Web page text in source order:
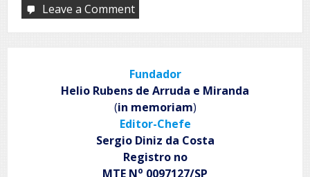
Leave a Commenton
Fundador
Helio Rubens de Arruda e Miranda
(in memoriam)
Editor-Chefe
Sergio Diniz da Costa
Registro no
MTE No 0097127/SP